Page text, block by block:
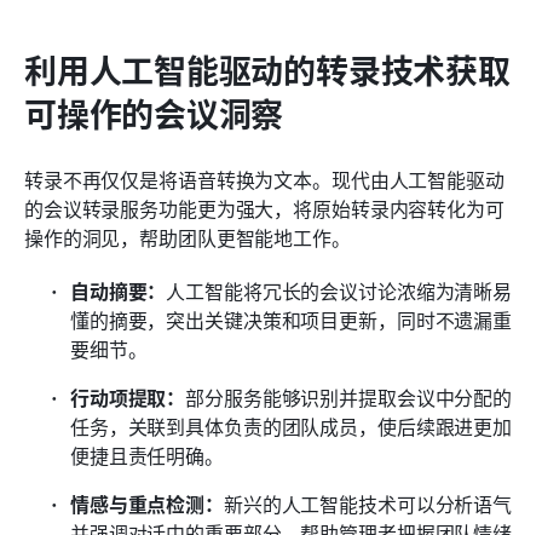
利用人工智能驱动的转录技术获取
可操作的会议洞察
转录不再仅仅是将语音转换为文本。现代由人工智能驱动
的会议转录服务功能更为强大，将原始转录内容转化为可
操作的洞见，帮助团队更智能地工作。
自动摘要： 人工智能将冗长的会议讨论浓缩为清晰易
懂的摘要，突出关键决策和项目更新，同时不遗漏重
要细节。
行动项提取：部分服务能够识别并提取会议中分配的
任务，关联到具体负责的团队成员，使后续跟进更加
便捷且责任明确。
情感与重点检测： 新兴的人工智能技术可以分析语气